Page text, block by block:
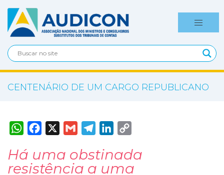
CENTENÁRIO DE UM CARGO REPUBLICANO
W
h
t
s
A
p
F
a
b
o
o
X
G
m
l
T
e
e
g
r
a
L
e
d
y
L
i
n
Há uma obstinada
resistência a uma